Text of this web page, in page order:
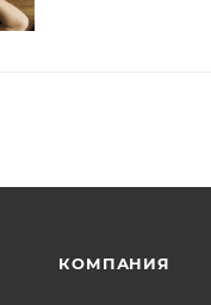
КОМПАНИЯ